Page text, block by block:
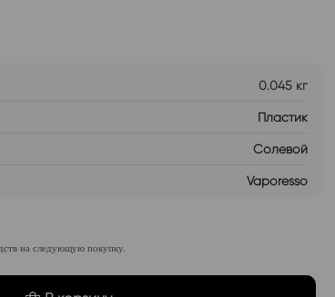
0.045 кг
Пластик
Солевой
Vaporesso
на следующую покупку.